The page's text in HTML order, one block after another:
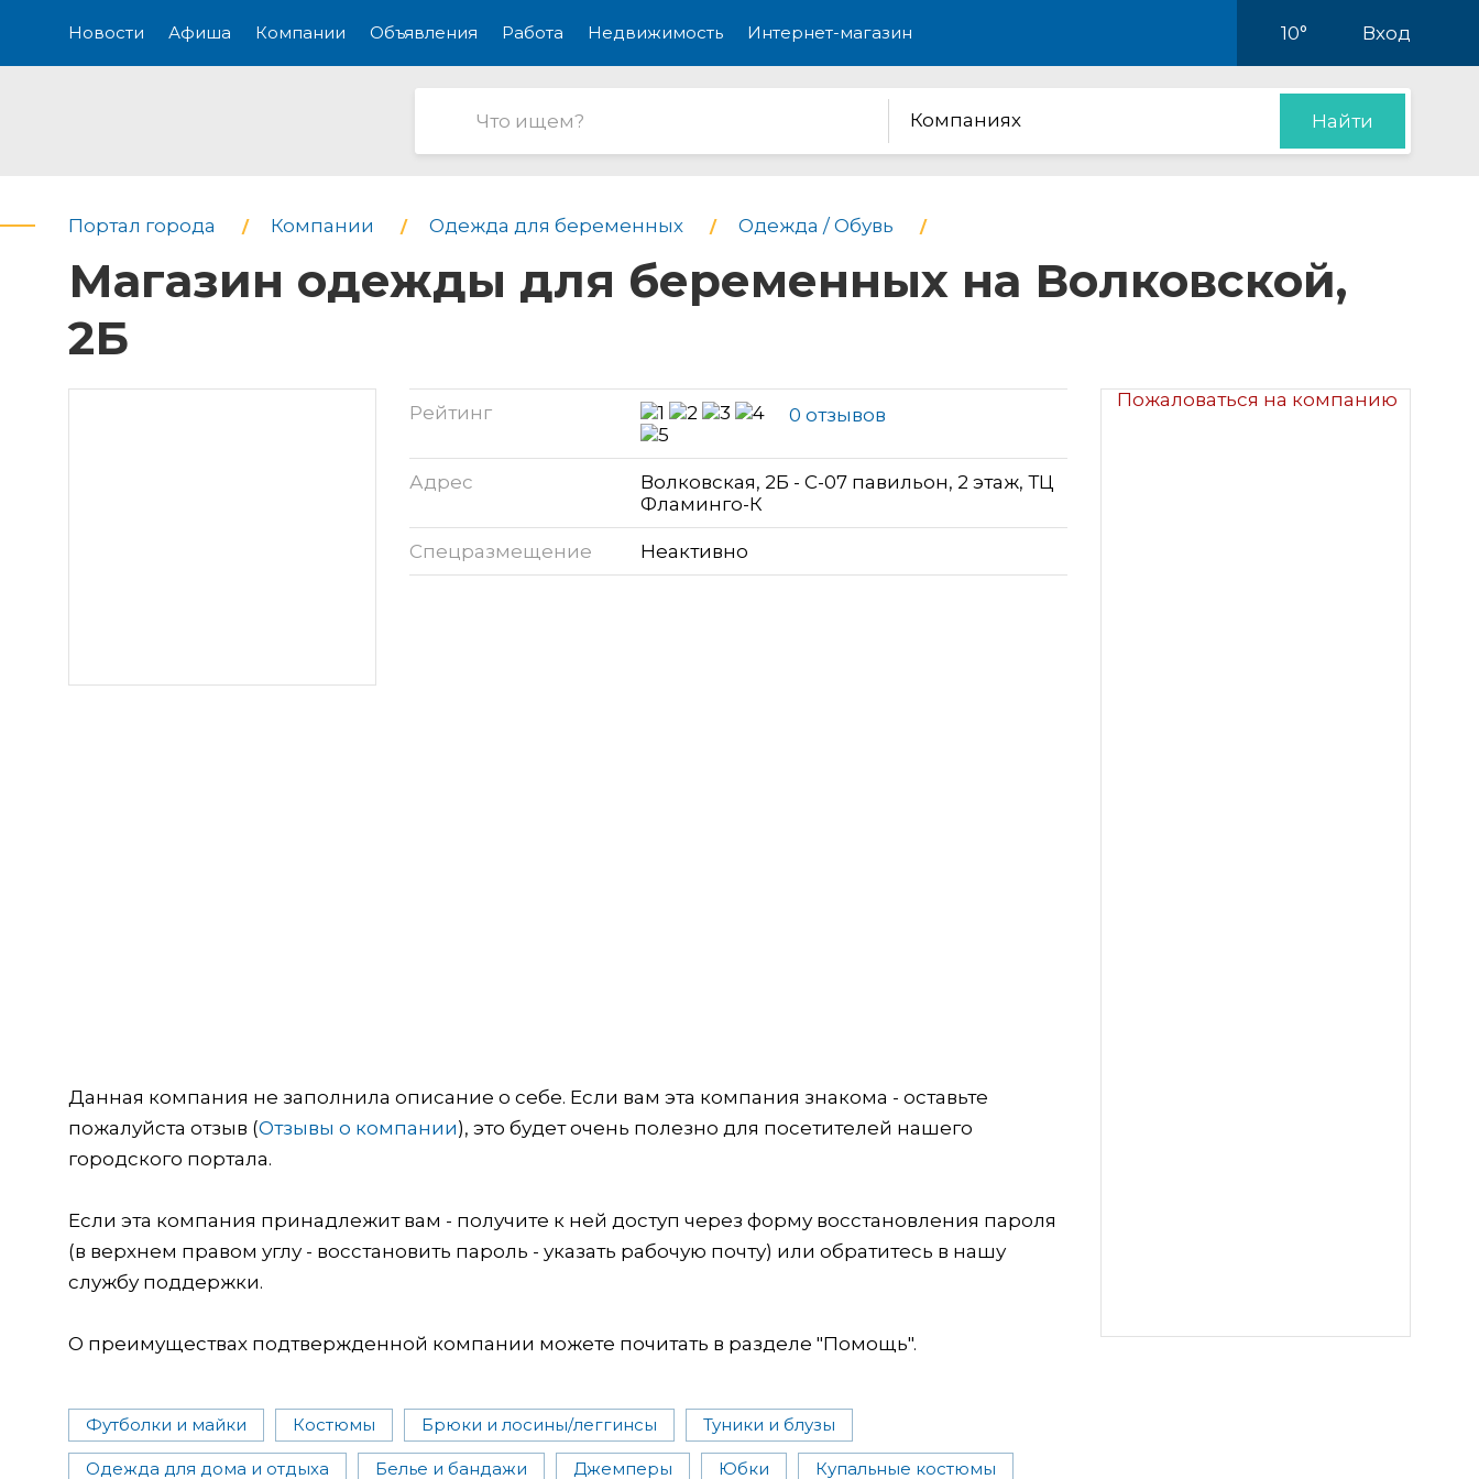
Новости Афиша Компании Объявления Работа Недвижимость Интернет-магазин 10° Вход
Компаниях Найти
Портал города Компании Одежда для беременных Одежда / Обувь
Магазин одежды для беременных на Волковской,
2Б
Пожаловаться на компанию
Рейтинг 0 отзывов
Адрес
Волковская, 2Б - С-07 павильон, 2 этаж, ТЦ
Фламинго-К
Спецразмещение Неактивно
Данная компания не заполнила описание о себе. Если вам эта компания знакома - оставьте
пожалуйста отзыв (Отзывы о компании), это будет очень полезно для посетителей нашего
городского портала.
Если эта компания принадлежит вам - получите к ней доступ через форму восстановления пароля
(в верхнем правом углу - восстановить пароль - указать рабочую почту) или обратитесь в нашу
службу поддержки.
О преимуществах подтвержденной компании можете почитать в разделе "Помощь".
Футболки и майки Костюмы Брюки и лосины/леггинсы Туники и блузы
Одежда для дома и отдыха Белье и бандажи Джемперы Юбки Купальные костюмы